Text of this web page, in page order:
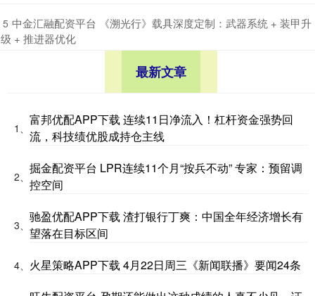
5 ​中金汇融配资平台 《溯光行》载具深度定制：武器系统 + 装甲升
级 + 推进器优化
最新文章
1、
富邦优配APP下载 连续11日净流入！杠杆资金强势回
流，科技绩优股成持仓主线
2、
掘金配资平台 LPR连续11个月“按兵不动” 专家：预留调
控空间
3、
驰盈优配APP下载 渣打银行丁爽：中国全年经济增长有
望落在目标区间
4、 火星策略APP下载 4月22日周三《新闻联播》要闻24条